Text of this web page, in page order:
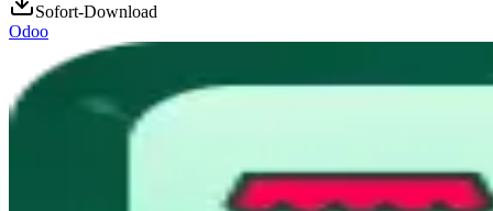
Sofort-Download
Odoo